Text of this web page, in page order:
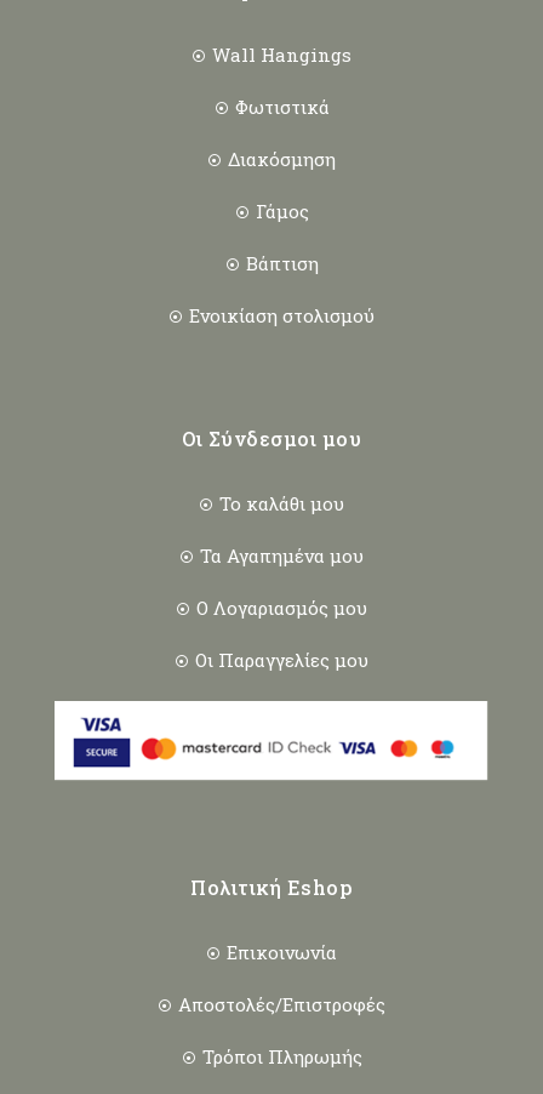
Wall Hangings
Φωτιστικά
Διακόσμηση
Γάμος
Βάπτιση
Ενοικίαση στολισμού
Οι Σύνδεσμοι μου
Το καλάθι μου
Τα Αγαπημένα μου
Ο Λογαριασμός μου
Οι Παραγγελίες μου
Πολιτική Eshop
Επικοινωνία
Αποστολές/Επιστροφές
Τρόποι Πληρωμής